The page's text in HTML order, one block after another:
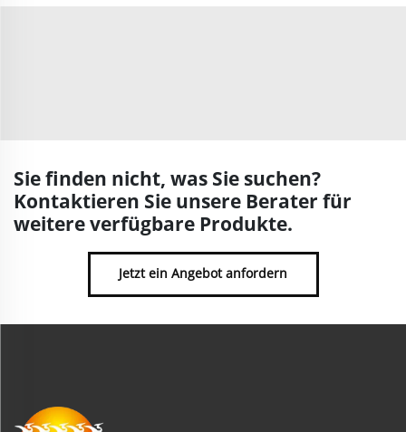
Sie finden nicht, was Sie suchen?
Kontaktieren Sie unsere Berater für
weitere verfügbare Produkte.
Jetzt ein Angebot anfordern